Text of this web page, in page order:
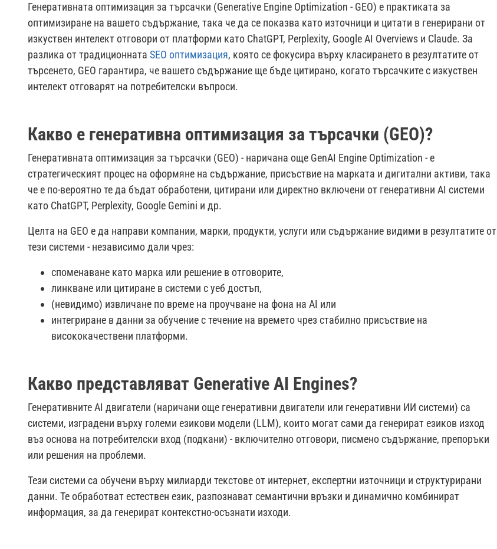
Генеративната оптимизация за търсачки (Generative Engine Optimization - GEO) е практиката за
оптимизиране на вашето съдържание, така че да се показва като източници и цитати в генерирани от
изкуствен интелект отговори от платформи като ChatGPT, Perplexity, Google AI Overviews и Claude. За
разлика от традиционната SEO оптимизация, която се фокусира върху класирането в резултатите от
търсенето, GEO гарантира, че вашето съдържание ще бъде цитирано, когато търсачките с изкуствен
интелект отговарят на потребителски въпроси.
Какво е генеративна оптимизация за търсачки (GEO)?
Генеративната оптимизация за търсачки (GEO) - наричана още GenAI Engine Optimization - е
стратегическият процес на оформяне на съдържание, присъствие на марката и дигитални активи, така
че е по-вероятно те да бъдат обработени, цитирани или директно включени от генеративни AI системи
като ChatGPT, Perplexity, Google Gemini и др.
Целта на GEO е да направи компании, марки, продукти, услуги или съдържание видими в резултатите от
тези системи - независимо дали чрез:
споменаване като марка или решение в отговорите,
линкване или цитиране в системи с уеб достъп,
(невидимо) извличане по време на проучване на фона на AI или
интегриране в данни за обучение с течение на времето чрез стабилно присъствие на
висококачествени платформи.
Какво представляват Generative AI Engines?
Генеративните AI двигатели (наричани още генеративни двигатели или генеративни ИИ системи) са
системи, изградени върху големи езикови модели (LLM), които могат сами да генерират езиков изход
въз основа на потребителски вход (подкани) - включително отговори, писмено съдържание, препоръки
или решения на проблеми.
Тези системи са обучени върху милиарди текстове от интернет, експертни източници и структурирани
данни. Те обработват естествен език, разпознават семантични връзки и динамично комбинират
информация, за да генерират контекстно-осъзнати изходи.